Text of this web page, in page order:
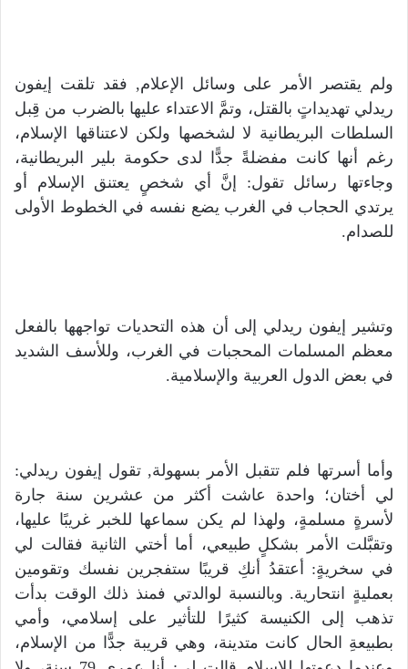
ولم يقتصر الأمر على وسائل الإعلام, فقد تلقت إيفون
ريدلي تهديداتٍ بالقتل، وتمَّ الاعتداء عليها بالضرب من قِبل
السلطات البريطانية لا لشخصها ولكن لاعتناقها الإسلام،
رغم أنها كانت مفضلةً جدًّا لدى حكومة بلير البريطانية،
وجاءتها رسائل تقول: إنَّ أي شخصٍ يعتنق الإسلام أو
يرتدي الحجاب في الغرب يضع نفسه في الخطوط الأولى
للصدام.
وتشير إيفون ريدلي إلى أن هذه التحديات تواجهها بالفعل
معظم المسلمات المحجبات في الغرب، وللأسف الشديد
في بعض الدول العربية والإسلامية.
وأما أسرتها فلم تتقبل الأمر بسهولة, تقول إيفون ريدلي:
لي أختان؛ واحدة عاشت أكثر من عشرين سنة جارة
لأسرةٍ مسلمةٍ، ولهذا لم يكن سماعها للخبر غريبًا عليها،
وتقبَّلت الأمر بشكلٍ طبيعي، أما أختي الثانية فقالت لي
في سخريةٍ: أعتقدُ أنكِ قريبًا ستفجرين نفسك وتقومين
بعمليةٍ انتحارية. وبالنسبة لوالدتي فمنذ ذلك الوقت بدأت
تذهب إلى الكنيسة كثيرًا للتأثير على إسلامي، وأمي
بطبيعةِ الحال كانت متدينة، وهي قريبة جدًّا من الإسلام،